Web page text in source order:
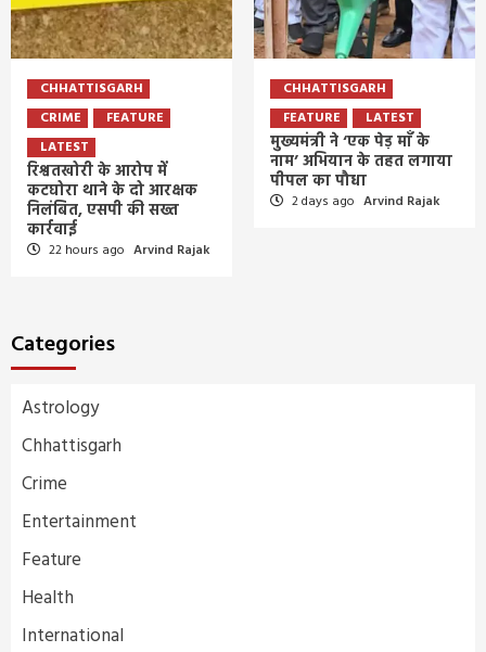
CHHATTISGARH
CRIME
FEATURE
LATEST
रिश्वतखोरी के आरोप में
कटघोरा थाने के दो आरक्षक
निलंबित, एसपी की सख्त
कार्रवाई
22 hours ago Arvind Rajak
CHHATTISGARH
FEATURE
LATEST
मुख्यमंत्री ने ‘एक पेड़ माँ के
नाम’ अभियान के तहत लगाया
पीपल का पौधा
2 days ago Arvind Rajak
Categories
Astrology
Chhattisgarh
Crime
Entertainment
Feature
Health
International